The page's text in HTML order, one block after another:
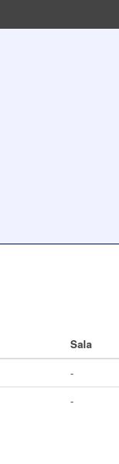
Sala
-
-